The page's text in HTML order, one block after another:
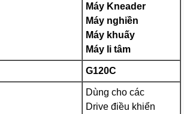
Máy Kneader
Máy nghiền
Máy khuấy
Máy li tâm
G120C
Dùng cho các
Drive điều khiển